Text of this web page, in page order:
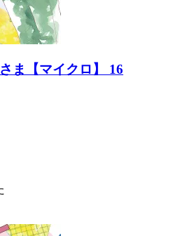
ま【マイクロ】 16